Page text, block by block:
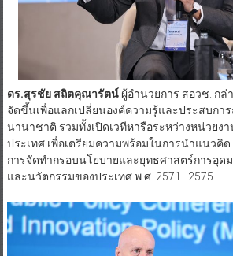
ดร.สุรชัย สถิตคุณารัตน์ผู้อำนวยการ สอวช. กล่
จัดขึ้นเพื่อแลกเปลี่ยนองค์ความรู้และประสบกา
นานาชาติ รวมทั้งเปิดเวทีหารือระหว่างหน่วยง
ประเทศ เพื่อเตรียมความพร้อมในการนำแนวคิ
การจัดทำกรอบนโยบายและยุทธศาสตร์การอุด
และนวัตกรรมของประเทศ พ.ศ. 2571–2575